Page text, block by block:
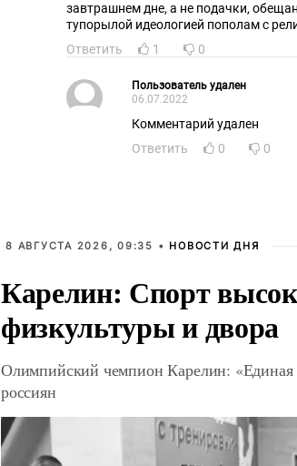
завтрашнем дне, а не подачки,
тупорылой идеологией пополам с
Ответить
1 0
Пользователь удален
06.07.2022
Комментарий удален
Ответить
0 0
8 АВГУСТА 2026, 09:35 • НОВОСТИ ДНЯ
Карелин: Спорт
физкультуры и двора
Олимпийский чемпион Карелин: «Единая
россиян